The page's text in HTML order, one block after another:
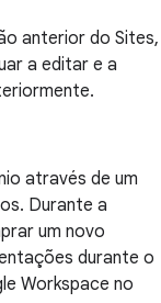
anterior do Sites,
a editar e a
através de um
Durante a
um novo
durante o
Workspace no